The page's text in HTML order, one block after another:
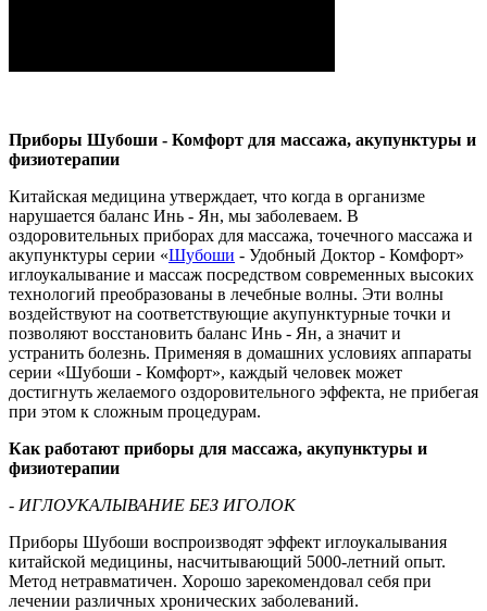
Приборы Шубоши - Комфорт для массажа, акупунктуры и
физиотерапии
Китайская медицина утверждает, что когда в организме
нарушается баланс Инь - Ян, мы заболеваем. В
оздоровительных приборах для массажа, точечного массажа и
акупунктуры серии «Шубоши - Удобный Доктор - Комфорт»
иглоукалывание и массаж посредством современных высоких
технологий преобразованы в лечебные волны. Эти волны
воздействуют на соответствующие акупунктурные точки и
позволяют восстановить баланс Инь - Ян, а значит и
устранить болезнь. Применяя в домашних условиях аппараты
серии «Шубоши - Комфорт», каждый человек может
достигнуть желаемого оздоровительного эффекта, не прибегая
при этом к сложным процедурам.
Как работают приборы для массажа, акупунктуры и
физиотерапии
- ИГЛОУКАЛЫВАНИЕ БЕЗ ИГОЛОК
Приборы Шубоши воспроизводят эффект иглоукалывания
китайской медицины, насчитывающий 5000-летний опыт.
Метод нетравматичен. Хорошо зарекомендовал себя при
лечении различных хронических заболеваний.